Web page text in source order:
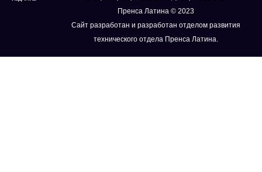
Пренса Латина © 2023
Сайт разработан и разработан отделом развития
технического отдела Пренса Латина.